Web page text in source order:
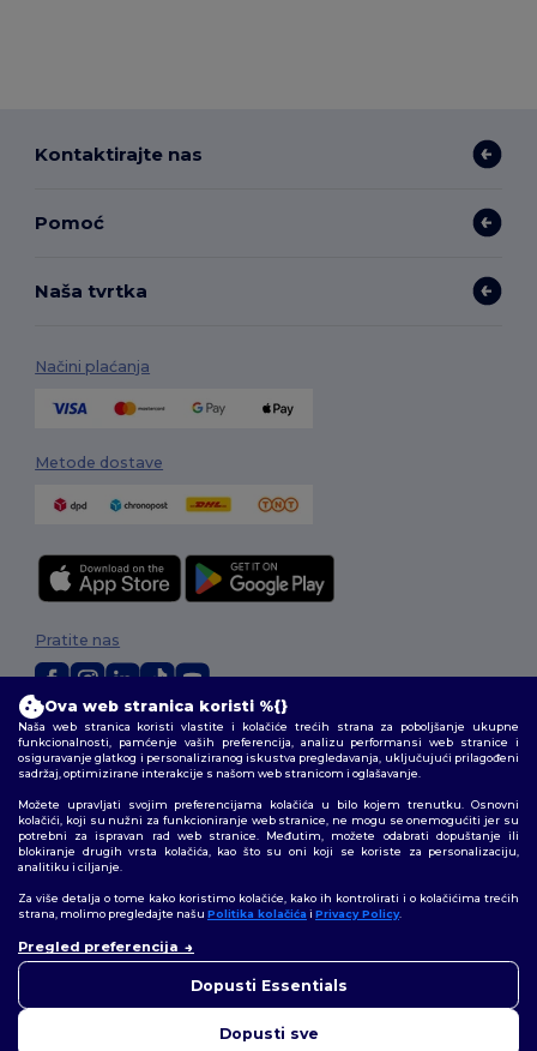
Kontaktirajte nas
Pomoć
Naša tvrtka
Načini plaćanja
Metode dostave
2026. Sva prava zadržana
Uvjeti i odredbe|Pravila o privatnosti|Politika kolačića| Mapa Sajta
Pratite nas
Ova web stranica koristi %{}
Naša web stranica koristi vlastite i kolačiće trećih strana za poboljšanje ukupne
funkcionalnosti, pamćenje vaših preferencija, analizu performansi web stranice i
osiguravanje glatkog i personaliziranog iskustva pregledavanja, uključujući prilagođeni
sadržaj, optimizirane interakcije s našom web stranicom i oglašavanje.
Možete upravljati svojim preferencijama kolačića u bilo kojem trenutku. Osnovni
kolačići, koji su nužni za funkcioniranje web stranice, ne mogu se onemogućiti jer su
potrebni za ispravan rad web stranice. Međutim, možete odabrati dopuštanje ili
blokiranje drugih vrsta kolačića, kao što su oni koji se koriste za personalizaciju,
analitiku i ciljanje.
Za više detalja o tome kako koristimo kolačiće, kako ih kontrolirati i o kolačićima trećih
strana, molimo pregledajte našu Politika kolačića i Privacy Policy.
Pregled preferencija
Dopusti Essentials
Dopusti sve